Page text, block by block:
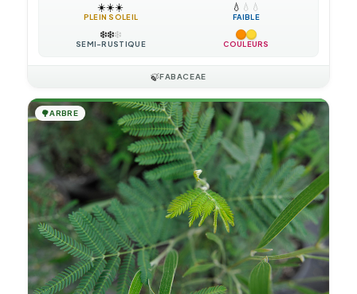
☀️☀️☀️
PLEIN SOLEIL
💧 💧 💧
FAIBLE
❄️❄️❄️
SEMI-RUSTIQUE COULEURS
🍃FABACEAE
🌳ARBRE